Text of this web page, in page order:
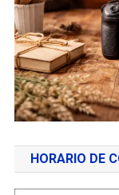
HORARIO DE